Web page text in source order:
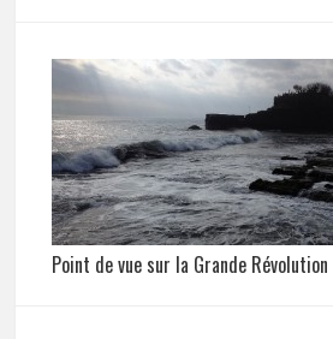
Point de vue sur la Grande Révolution